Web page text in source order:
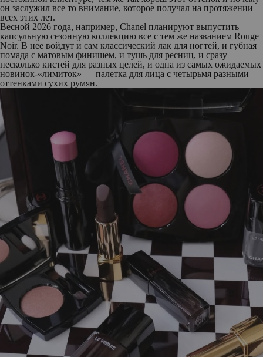
он заслужил все то внимание, которое получал на протяжении
всех этих лет.
Весной 2026 года, например, Chanel планируют выпустить
капсульную сезонную коллекцию все с тем же названием Rouge
Noir. В нее войдут и сам классический лак для ногтей, и губная
помада с матовым финишем, и тушь для ресниц, и сразу
несколько кистей для разных целей, и одна из самых ожидаемых
новинок-«лимиток» — палетка для лица с четырьмя разными
оттенками сухих румян.